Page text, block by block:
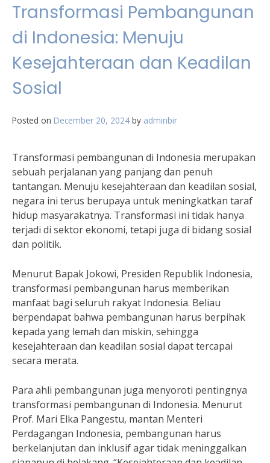
Transformasi Pembangunan
di Indonesia: Menuju
Kesejahteraan dan Keadilan
Sosial
Posted on December 20, 2024 by adminbir
Transformasi pembangunan di Indonesia merupakan
sebuah perjalanan yang panjang dan penuh
tantangan. Menuju kesejahteraan dan keadilan sosial,
negara ini terus berupaya untuk meningkatkan taraf
hidup masyarakatnya. Transformasi ini tidak hanya
terjadi di sektor ekonomi, tetapi juga di bidang sosial
dan politik.
Menurut Bapak Jokowi, Presiden Republik Indonesia,
transformasi pembangunan harus memberikan
manfaat bagi seluruh rakyat Indonesia. Beliau
berpendapat bahwa pembangunan harus berpihak
kepada yang lemah dan miskin, sehingga
kesejahteraan dan keadilan sosial dapat tercapai
secara merata.
Para ahli pembangunan juga menyoroti pentingnya
transformasi pembangunan di Indonesia. Menurut
Prof. Mari Elka Pangestu, mantan Menteri
Perdagangan Indonesia, pembangunan harus
berkelanjutan dan inklusif agar tidak meninggalkan